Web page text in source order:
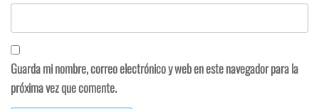
Guarda mi nombre, correo electrónico y web en este navegador para la
próxima vez que comente.